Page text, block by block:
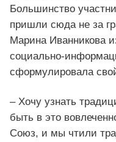
Большинство
пришли сюда не за
Марина Иванникова
социально-
сформулировала
– Хочу узнать
быть в это
Союз, и мы чтили